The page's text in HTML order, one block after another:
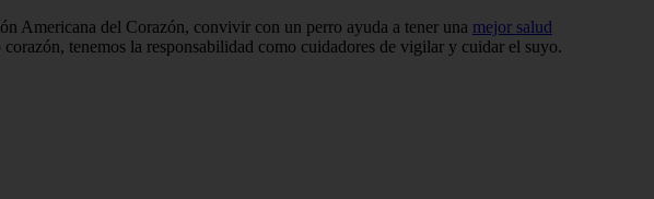
Americana del Corazón, convivir con un perro ayuda a tener una mejor salud
corazón, tenemos la responsabilidad como cuidadores de vigilar y cuidar el suyo.